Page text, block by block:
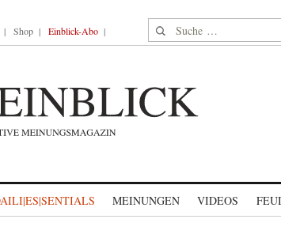
Shop Einblick-Abo Suche nach:
MEINUNGEN VIDEOS